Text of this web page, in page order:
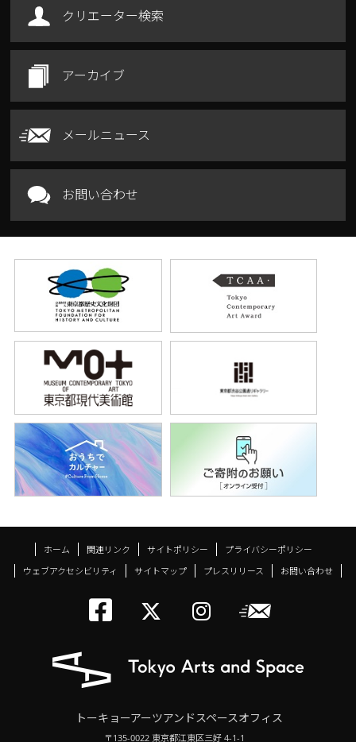
クリエーター検索
アーカイブ
メールニュース
お問い合わせ
ホーム 関連リンク サイトポリシー
プライバシーポリシー
ウェブアクセシビリティ
サイトマップ プレスリリース お問い合わせ
トーキョーアーツ
メールニ
トーキョーアーツアンドスペースオフィス
〒135-0022 東京都江東区三好 4-1-1